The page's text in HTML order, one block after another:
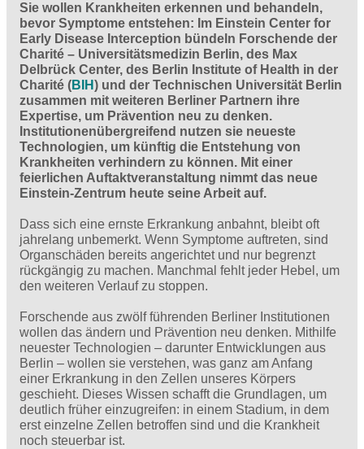
Sie wollen Krankheiten erkennen und behandeln,
bevor Symptome entstehen: Im Einstein Center for
Early Disease Interception bündeln Forschende der
Charité – Universitätsmedizin Berlin, des Max
Delbrück Center, des Berlin Institute of Health in der
Charité (BIH) und der Technischen Universität Berlin
zusammen mit weiteren Berliner Partnern ihre
Expertise, um Prävention neu zu denken.
Institutionenübergreifend nutzen sie neueste
Technologien, um künftig die Entstehung von
Krankheiten verhindern zu können. Mit einer
feierlichen Auftaktveranstaltung nimmt das neue
Einstein-Zentrum heute seine Arbeit auf.
Dass sich eine ernste Erkrankung anbahnt, bleibt oft
jahrelang unbemerkt. Wenn Symptome auftreten, sind
Organschäden bereits angerichtet und nur begrenzt
rückgängig zu machen. Manchmal fehlt jeder Hebel, um
den weiteren Verlauf zu stoppen.
Forschende aus zwölf führenden Berliner Institutionen
wollen das ändern und Prävention neu denken. Mithilfe
neuester Technologien – darunter Entwicklungen aus
Berlin – wollen sie verstehen, was ganz am Anfang
einer Erkrankung in den Zellen unseres Körpers
geschieht. Dieses Wissen schafft die Grundlagen, um
deutlich früher einzugreifen: in einem Stadium, in dem
erst einzelne Zellen betroffen sind und die Krankheit
noch steuerbar ist.